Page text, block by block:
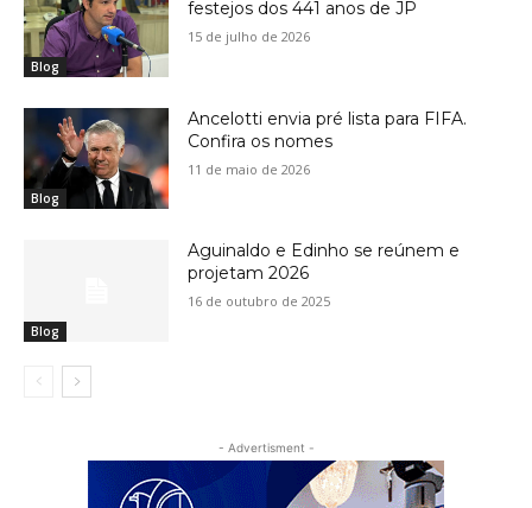
Blog
festejos dos 441 anos de JP
15 de julho de 2026
Blog
Ancelotti envia pré lista para FIFA.
Confira os nomes
11 de maio de 2026
Blog
Aguinaldo e Edinho se reúnem e
projetam 2026
16 de outubro de 2025
- Advertisment -